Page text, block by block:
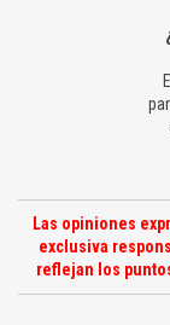
Las opiniones
exclusiva
reflejan los